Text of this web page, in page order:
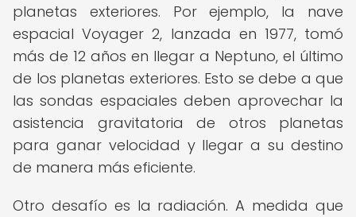
planetas exteriores. Por ejemplo, la nave
espacial Voyager 2, lanzada en 1977, tomó
más de 12 años en llegar a Neptuno, el último
de los planetas exteriores. Esto se debe a que
las sondas espaciales deben aprovechar la
asistencia gravitatoria de otros planetas
para ganar velocidad y llegar a su destino
de manera más eficiente.
Otro desafío es la radiación. A medida que